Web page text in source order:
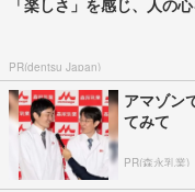
「楽しさ」を感じ、人の
PR(dentsu Japan)
アマゾン
てみて
PR(森永乳業)